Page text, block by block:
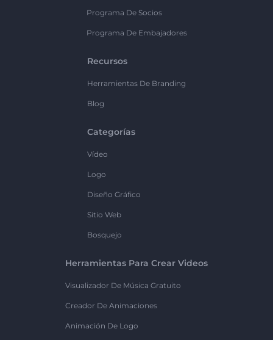
Programa De Socios
Programa De Embajadores
Recursos
Herramientas De Branding
Blog
Categorías
Vídeo
Logo
Diseño Gráfico
Sitio Web
Bosquejo
Herramientas Para Crear Videos
Visualizador De Música Gratuito
Creador De Animaciones
Animación De Logo